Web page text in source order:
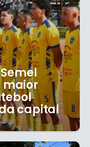
maior
capital